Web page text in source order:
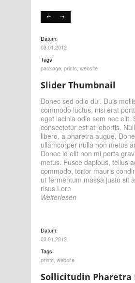
Datum:
03.01.2012
Tags:
package prints website
Slider Thumbnail
Donec sed odio dui. Duis
commodo luctus, nisi erat
eget lacinia odio sem nec elit.
consectetur est at lobortis.
libero, a pharetra augue.
ullamcorper nulla non metus
Donec id elit non mi porta
metus. Fusce dapibus, tellus
commodo, tortor mauris
ut fermentum massa justo sit
risus.Lore
Weiterlesen
Datum:
03.01.2012
Tags:
prints website
Sollicitudin Pharetra